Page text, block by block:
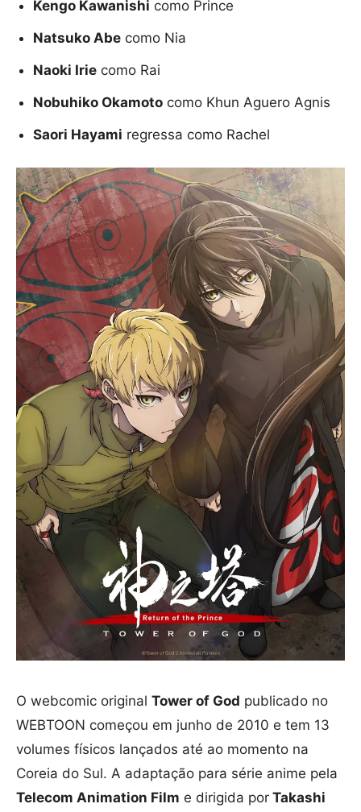
Kengo Kawanishi como Prince
Natsuko Abe como Nia
Naoki Irie como Rai
Nobuhiko Okamoto como Khun Aguero Agnis
Saori Hayami regressa como Rachel
O webcomic original Tower of God publicado no
WEBTOON começou em junho de 2010 e tem 13
volumes físicos lançados até ao momento na
Coreia do Sul. A adaptação para série anime pela
Telecom Animation Film e dirigida por Takashi